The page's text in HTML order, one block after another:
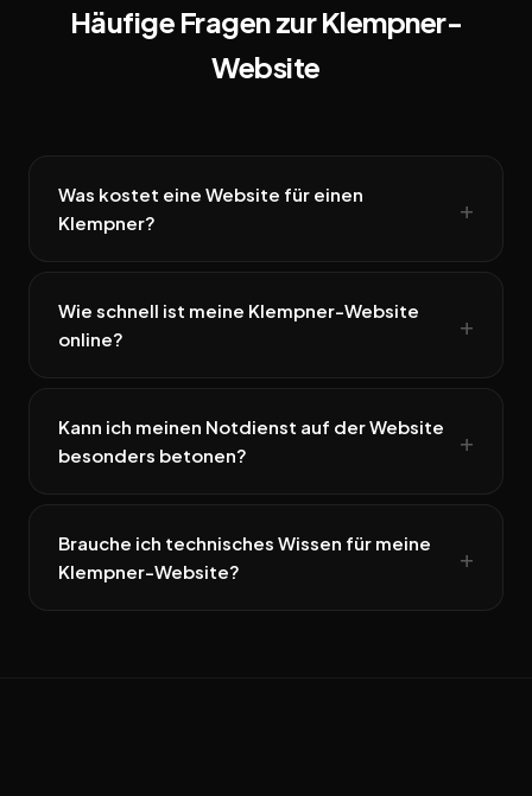
Häufige Fragen zur Klempner-
Website
Was kostet eine Website für einen
Klempner?
Wie schnell ist meine Klempner-Website
online?
Kann ich meinen Notdienst auf der Website
besonders betonen?
Brauche ich technisches Wissen für meine
Klempner-Website?